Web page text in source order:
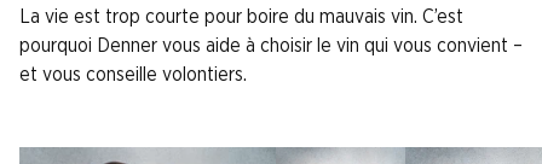
La vie est trop courte pour boire du mauvais vin. C’est
pourquoi Denner vous aide à choisir le vin qui vous convient –
et vous conseille volontiers.